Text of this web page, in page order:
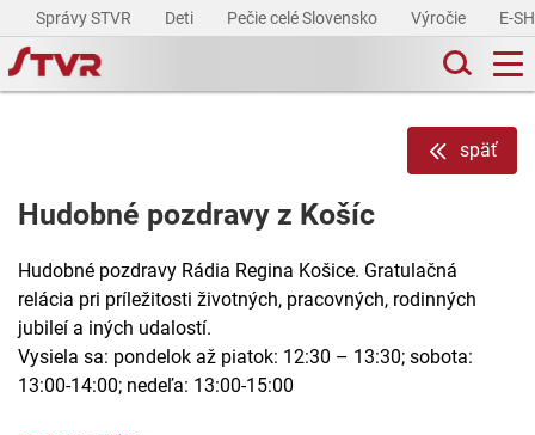
Správy STVR Deti Pečie celé Slovensko Výročie E-
späť
Hudobné pozdravy z Košíc
Hudobné pozdravy Rádia Regina Košice. Gratulačná
relácia pri príležitosti životných, pracovných, rodinných
jubileí a iných udalostí.
Vysiela sa: pondelok až piatok: 12:30 – 13:30; sobota:
13:00-14:00; nedeľa: 13:00-15:00